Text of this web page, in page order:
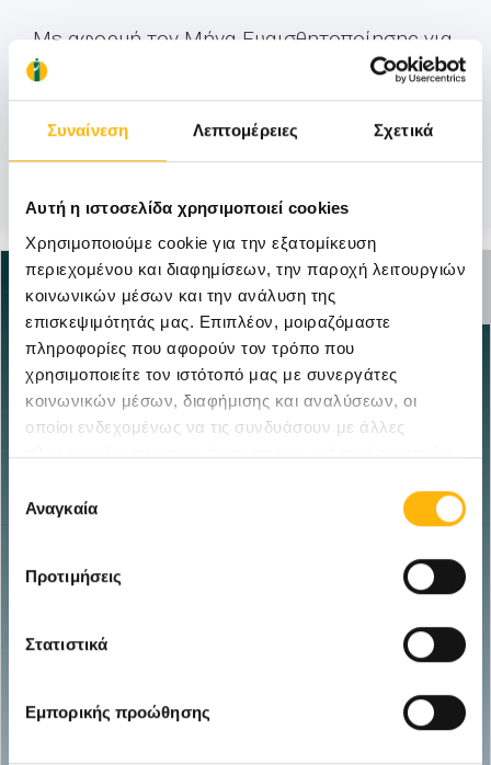
Συναίνεση Λεπτομέρειες Σχετικά
Αυτή η ιστοσελίδα χρησιμοποιεί cookies
Χρησιμοποιούμε cookie για την εξατομίκευση
περιεχομένου και διαφημίσεων, την παροχή λειτουργιών
κοινωνικών μέσων και την ανάλυση της
επισκεψιμότητάς μας. Επιπλέον, μοιραζόμαστε
πληροφορίες που αφορούν τον τρόπο που
χρησιμοποιείτε τον ιστότοπό μας με συνεργάτες
κοινωνικών μέσων, διαφήμισης και αναλύσεων, οι
οποίοι ενδεχομένως να τις συνδυάσουν με άλλες
πληροφορίες που τους έχετε παραχωρήσει ή τις οποίες
των υπηρεσιών τους.
συγκατάθεσης
Αναγκαία
Προτιμήσεις
Στατιστικά
Εμπορικής προώθησης
Με αφορμή τον Μήνα Ευαισθητοποίησης για
τον Καρκίνο του Μαστού, το ΙΑΣΩ Γενική
Κλινική συμμετέχει ενεργά στην προσπάθεια
ενημέρωσης και πρόληψ...
ΑΝΕΝΕΡΓΗ